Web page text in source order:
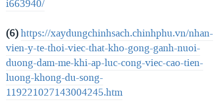
i663940/
(6)https://xaydungchinhsach.chinhphu.vn/nhan-
vien-y-te-thoi-viec-that-kho-gong-ganh-nuoi-
duong-dam-me-khi-ap-luc-cong-viec-cao-tien-
luong-khong-du-song-
119221027143004245.htm